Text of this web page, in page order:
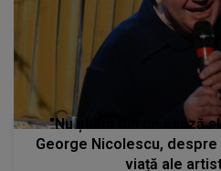
"Nu știam din ce cauză
George Nicolescu, despre ultimele clipe de
viață ale